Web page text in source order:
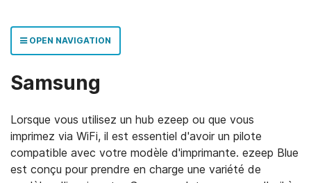
OPEN NAVIGATION
Samsung
Lorsque vous utilisez un hub ezeep ou que vous
imprimez via WiFi, il est essentiel d'avoir un pilote
compatible avec votre modèle d'imprimante. ezeep Blue
est conçu pour prendre en charge une variété de